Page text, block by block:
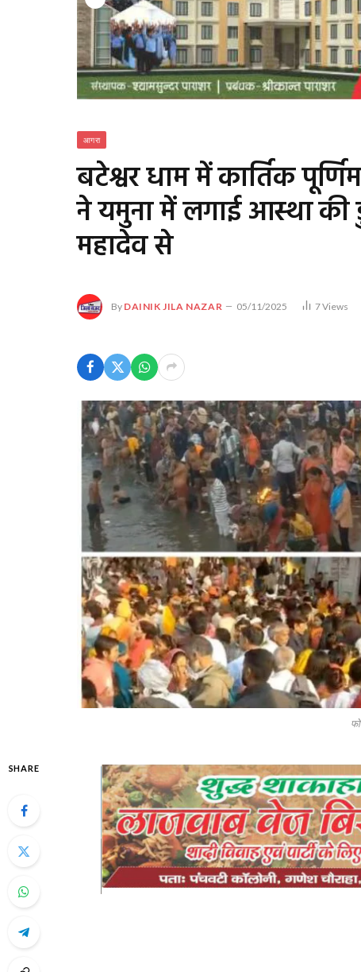
आगरा
बटेश्वर धाम में कार्तिक
ने यमुना में लगाई आस्था की
महादेव से
By DAINIK JILA NAZAR 05/11/2025 7Views
SHARE